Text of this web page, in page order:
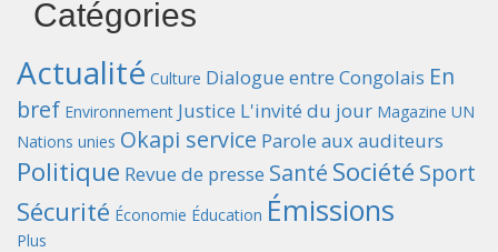
Catégories
Actualité Culture Dialogue entre Congolais En
bref Environnement Justice L'invité du jour Magazine UN
Nations unies Okapi service Parole aux auditeurs
Politique Revue de presse Santé Société Sport
Sécurité Économie Éducation Émissions
Plus